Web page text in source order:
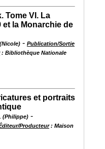
Tome VI. La
et la Monarchie de
- Publication/Sortie
: Bibliothèque Nationale
et portraits
(Philippe) -
Producteur: Maison